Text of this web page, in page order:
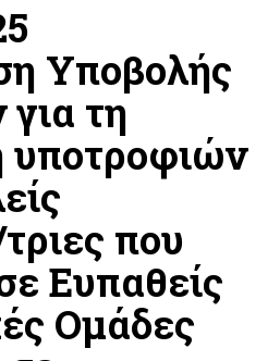
Υποβολής
τη
υποτροφιών
που
Ευπαθείς
Ομάδες